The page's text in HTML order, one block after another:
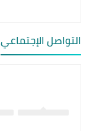
التواصل الإجتماعي